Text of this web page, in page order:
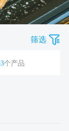
筛选
个产品